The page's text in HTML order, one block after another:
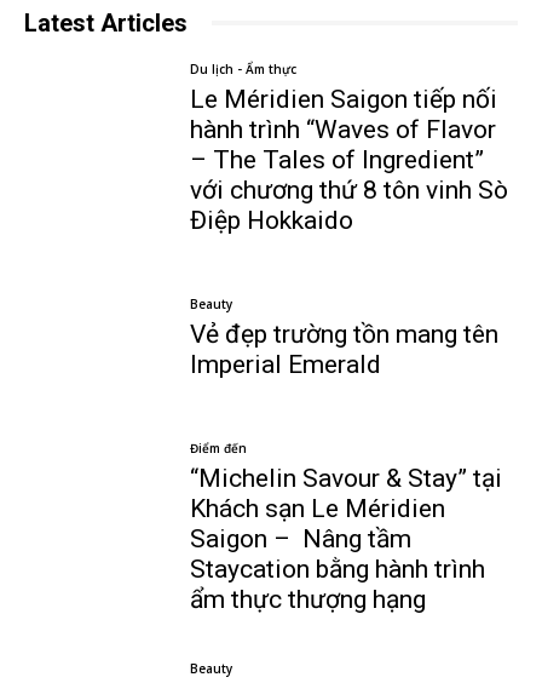
Latest Articles
Du lịch - Ẩm thực
Le Méridien Saigon tiếp nối
hành trình “Waves of Flavor
– The Tales of Ingredient”
với chương thứ 8 tôn vinh Sò
Điệp Hokkaido
Beauty
Vẻ đẹp trường tồn mang tên
Imperial Emerald
Điểm đến
“Michelin Savour & Stay” tại
Khách sạn Le Méridien
Saigon – Nâng tầm
Staycation bằng hành trình
ẩm thực thượng hạng
Beauty